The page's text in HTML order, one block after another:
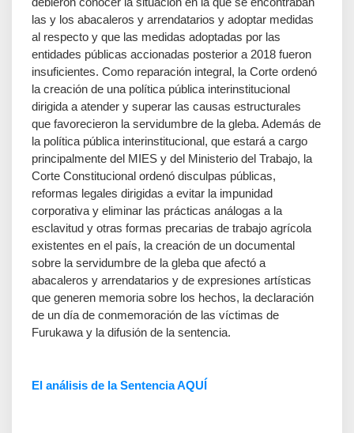
las y los abacaleros y arrendatarios y adoptar medidas
al respecto y que las medidas adoptadas por las
entidades públicas accionadas posterior a 2018 fueron
insuficientes. Como reparación integral, la Corte ordenó
la creación de una política pública interinstitucional
dirigida a atender y superar las causas estructurales
que favorecieron la servidumbre de la gleba. Además de
la política pública interinstitucional, que estará a cargo
principalmente del MIES y del Ministerio del Trabajo, la
Corte Constitucional ordenó disculpas públicas,
reformas legales dirigidas a evitar la impunidad
corporativa y eliminar las prácticas análogas a la
esclavitud y otras formas precarias de trabajo agrícola
existentes en el país, la creación de un documental
sobre la servidumbre de la gleba que afectó a
abacaleros y arrendatarios y de expresiones artísticas
que generen memoria sobre los hechos, la declaración
de un día de conmemoración de las víctimas de
Furukawa y la difusión de la sentencia.
El análisis de la Sentencia AQUÍ